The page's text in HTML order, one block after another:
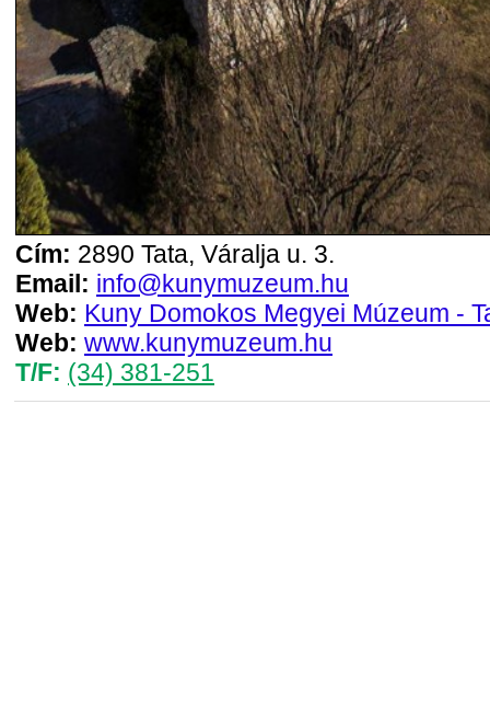
Cím: 2890 Tata, Váralja u. 3.
Email: info@kunymuzeum.hu
Web: Kuny Domokos Megyei Múzeum -
Web: www.kunymuzeum.hu
T/F: (34) 381-251